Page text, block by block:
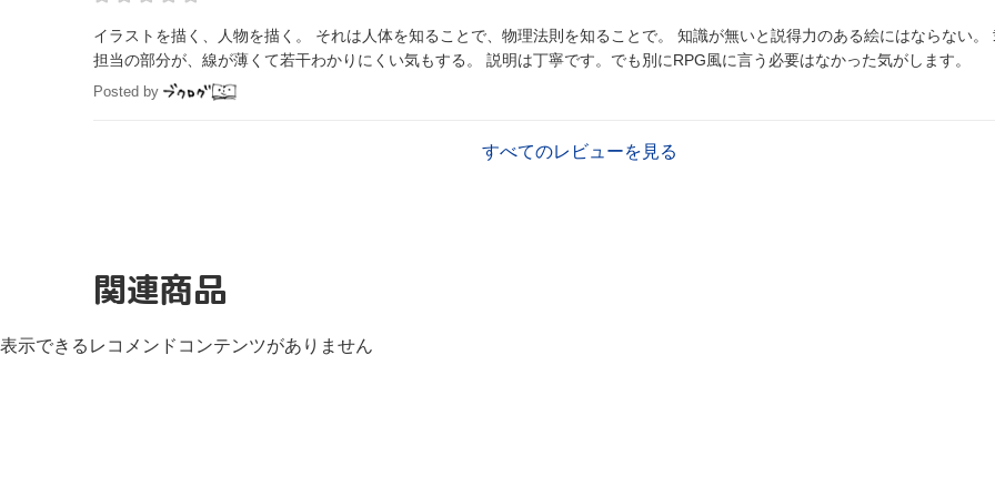
イラストを描く、人物を描く。 それは人体を知ることで、物理法則を知ることで。 知識が無いと説得力のある絵にはならない。
担当の部分が、線が薄くて若干わかりにくい気もする。 説明は丁寧です。でも別にRPG風に言う必要はなかった気がします。
Posted by
すべてのレビューを見る
関連商品
表示できるレコメンドコンテンツがありません